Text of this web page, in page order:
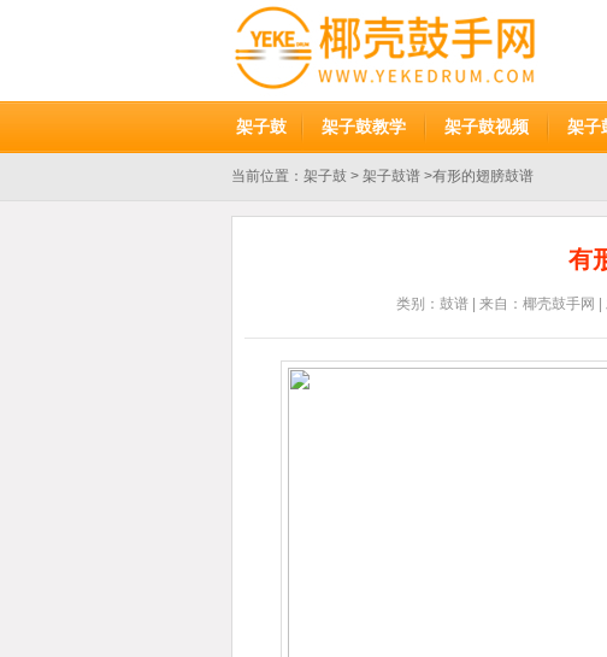
架子鼓 架子鼓教学 架子鼓视频 架子
当前位置： 架子鼓 > 架子鼓谱 >有形的翅膀鼓谱
有
类别： 鼓谱| 来自：椰壳鼓手网 |